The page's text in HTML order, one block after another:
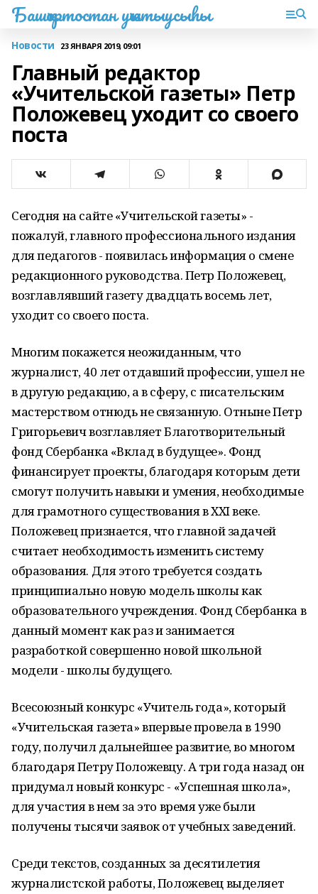
Башҡортостан уҡытыусыһы
Новости 23 ЯНВАРЯ 2019, 09:01
Главный редактор
«Учительской газеты» Петр
Положевец уходит со своего
поста
Сегодня на сайте «Учительской газеты» -
пожалуй, главного профессионального издания
для педагогов - появилась информация о смене
редакционного руководства. Петр Положевец,
возглавлявший газету двадцать восемь лет,
уходит со своего поста.
Многим покажется неожиданным, что
журналист, 40 лет отдавший профессии, ушел не
в другую редакцию, а в сферу, с писательским
мастерством отнюдь не связанную. Отныне Петр
Григорьевич возглавляет Благотворительный
фонд Сбербанка «Вклад в будущее». Фонд
финансирует проекты, благодаря которым дети
смогут получить навыки и умения, необходимые
для грамотного существования в XXI веке.
Положевец признается, что главной задачей
считает необходимость изменить систему
образования. Для этого требуется создать
принципиально новую модель школы как
образовательного учреждения. Фонд Сбербанка в
данный момент как раз и занимается
разработкой совершенно новой школьной
модели - школы будущего.
Всесоюзный конкурс «Учитель года», который
«Учительская газета» впервые провела в 1990
году, получил дальнейшее развитие, во многом
благодаря Петру Положевцу. А три года назад он
придумал новый конкурс - «Успешная школа»,
для участия в нем за это время уже были
получены тысячи заявок от учебных заведений.
Среди текстов, созданных за десятилетия
журналистской работы, Положевец выделяет